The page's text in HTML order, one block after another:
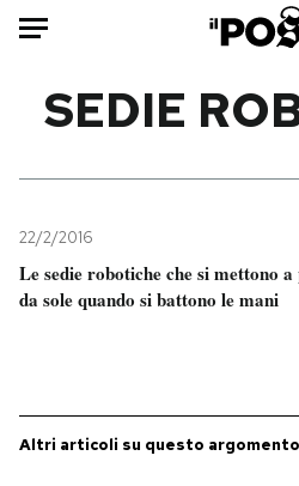
Mondo
Politica
Tecnologia
Economia
SEDIE
22/2/2016
Le sedie robotiche che si mettono a
da sole quando si battono le mani
Altri articoli su questo argomento